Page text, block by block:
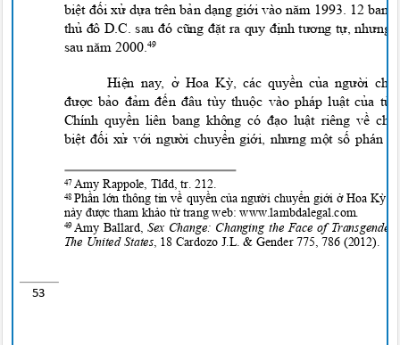
biệt đối xử dựa trên bản dạng giới vào năm 1993. 12
thủ đô D.C. sau đó cũng đặt ra quy định tương tự,
sau năm 2000. 49
Hiện nay, ở Hoa Kỳ, các quyền của người
được bảo đảm đến đâu tùy thuộc vào pháp luật của
Chính quyền liên bang không có đạo luật riêng về
biệt đối xử với người chuyển giới, nhưng một số phán
47 Amy Rappole, Tlđd, tr. 212.
48Phần lớn thông tin về quyền của người chuyển giới ở Hoa Kỳ
này được tham khảo từtrang web: www.lambdalegal.com.
49 Amy Ballard, Sex Change: Changing the Face of
The United States , 18 Cardozo J.L. & Gender 775, 786 (2012).
53